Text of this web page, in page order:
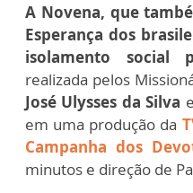
A Novena, que
Esperança dos
isolamento social
realizada pelos
José Ulysses da Silva e
em uma produção da
Campanha dos
minutos e direção de